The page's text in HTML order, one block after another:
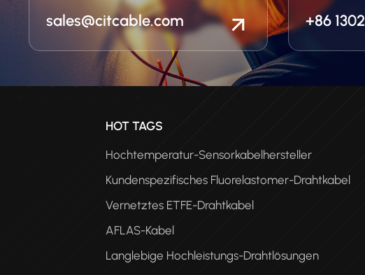
sales@citcable.com +86
HOT TAGS
Hochtemperatur-Sensorkabelhersteller
Kundenspezifisches Fluorelastomer-Drahtkabel
Vernetztes ETFE-Drahtkabel
AFLAS-Kabel
Langlebige Hochleistungs-Drahtlösungen
PEEK-Triaxial-